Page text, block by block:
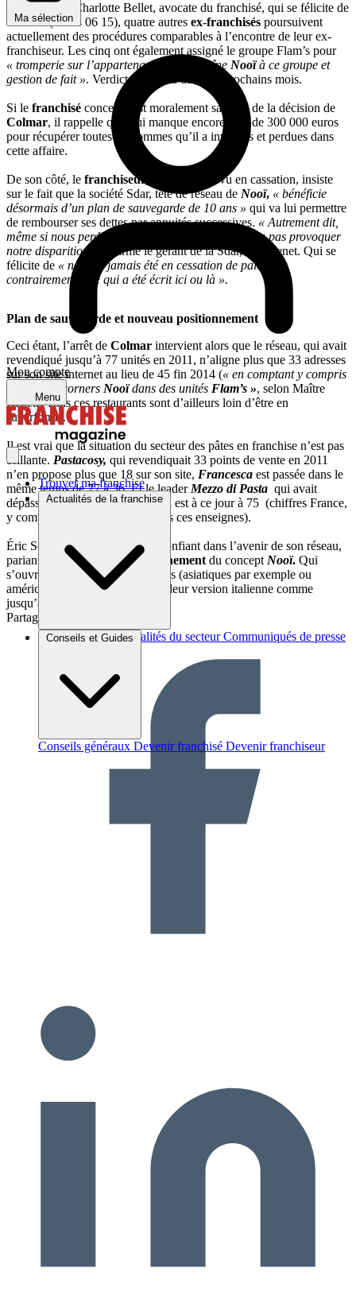
Ma sélection
Mon compte
Menu
Trouver ma franchise
Actualités de la franchise
Brèves et actus Actualités du secteur Communiqués de presse
Conseils et Guides
Conseils généraux Devenir franchisé Devenir franchiseur
Selon Maître Charlotte Bellet, avocate du franchisé, qui se félicite de
cet arrêt (du 24 06 15), quatre autres ex-franchisés poursuivent
actuellement des procédures comparables à l’encontre de leur ex-
franchiseur. Les cinq ont également assigné le groupe Flam’s pour
« tromperie sur l’appartenance de la chaîne Nooïà ce groupe et
gestion de fait ». Verdicts attendus dans les prochains mois.
Si le franchisé concerné est moralement satisfait de la décision de
Colmar, il rappelle qu’il lui manque encore près de 300 000 euros
pour récupérer toutes les sommes qu’il a investies et perdues dans
cette affaire.
De son côté, le franchiseur,
qui s’est pourvu en cassation, insiste
sur le fait que la société Sdar, tête de réseau de Nooï, « bénéficie
désormais d’un plan de sauvegarde de 10 ans » qui va lui permettre
de rembourser ses dettes par annuités successives. « Autrement dit,
même si nous perdions ces 5 procès, cela ne pourra pas provoquer
notre disparition »
, affirme le gérant de la Sdar, Éric Senet. Qui se
félicite de « n’avoir jamais été en cessation de paiement,
contrairement à ce qui a été écrit ici ou là ».
Plan de sauvegarde et nouveau positionnement
Ceci étant, l’arrêt de Colmar intervient alors que le réseau, qui avait
revendiqué jusqu’à 77 unités en 2011, n’aligne plus que 33 adresses
sur son site internet au lieu de 45 fin 2014 (« en comptant y compris
de simples corners Nooïdans des unités Flam’s », selon Maître
Bellet.) Tous ces restaurants sont d’ailleurs loin d’être en
superforme.
Il est vrai que la situation du secteur des pâtes en franchise n’est pas
brillante. Pastacosy, qui revendiquait 33 points de vente en 2011
n’en propose plus que 18 sur son site, Francesca est passée dans le
même temps de 77 à 36. Et le leader Mezzo di Pasta qui avait
dépassé la centaine d’adresses en est à ce jour à 75 (chiffres France,
y compris Dom-Tom, pour toutes ces enseignes).
Éric Senet se déclare toutefois confiant dans l’avenir de son réseau,
pariant sur un nouveaupositionnement du concept Nooï. Qui
s’ouvre aux pâtes de tous les pays (asiatiques par exemple ou
américaines), et pas seulement à leur version italienne comme
jusqu’à présent.
Partager sur :